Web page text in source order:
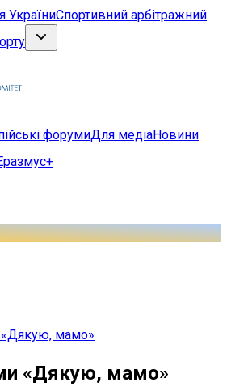
УкраїниСпортивний арбітражний
форумиДля медіаНовини
«Дякую, мамо»
«Дякую, мамо»